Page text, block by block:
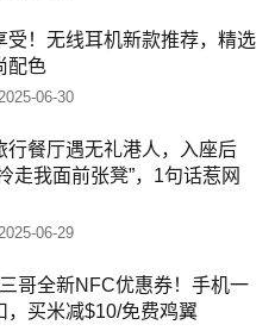
受！无线耳机新款推荐，精选
配色
2025-06-30
行餐厅遇无礼港人，入座后
走我面前张凳”，1句话惹网
2025-06-29
哥全新NFC优惠券！手机一
，买米减$10/免费鸡翼